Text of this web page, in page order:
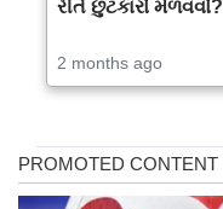
રીતે છુટકારો મેળવવો?
2 months ago